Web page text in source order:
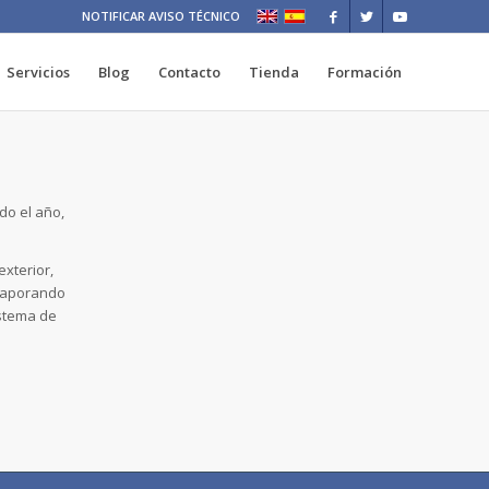
NOTIFICAR AVISO TÉCNICO
Servicios Blog Contacto Tienda Formación
el año,
de